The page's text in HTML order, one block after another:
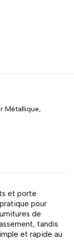
Métallique,
et porte
pour
de
tandis
et rapide au